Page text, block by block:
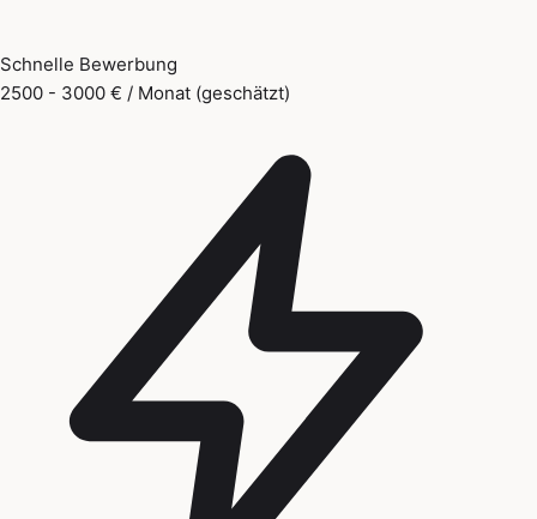
Schnelle Bewerbung
2500 - 3000 € / Monat (geschätzt)